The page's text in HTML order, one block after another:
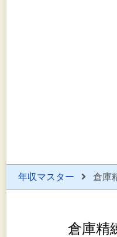
年収マスター 倉庫
倉庫精